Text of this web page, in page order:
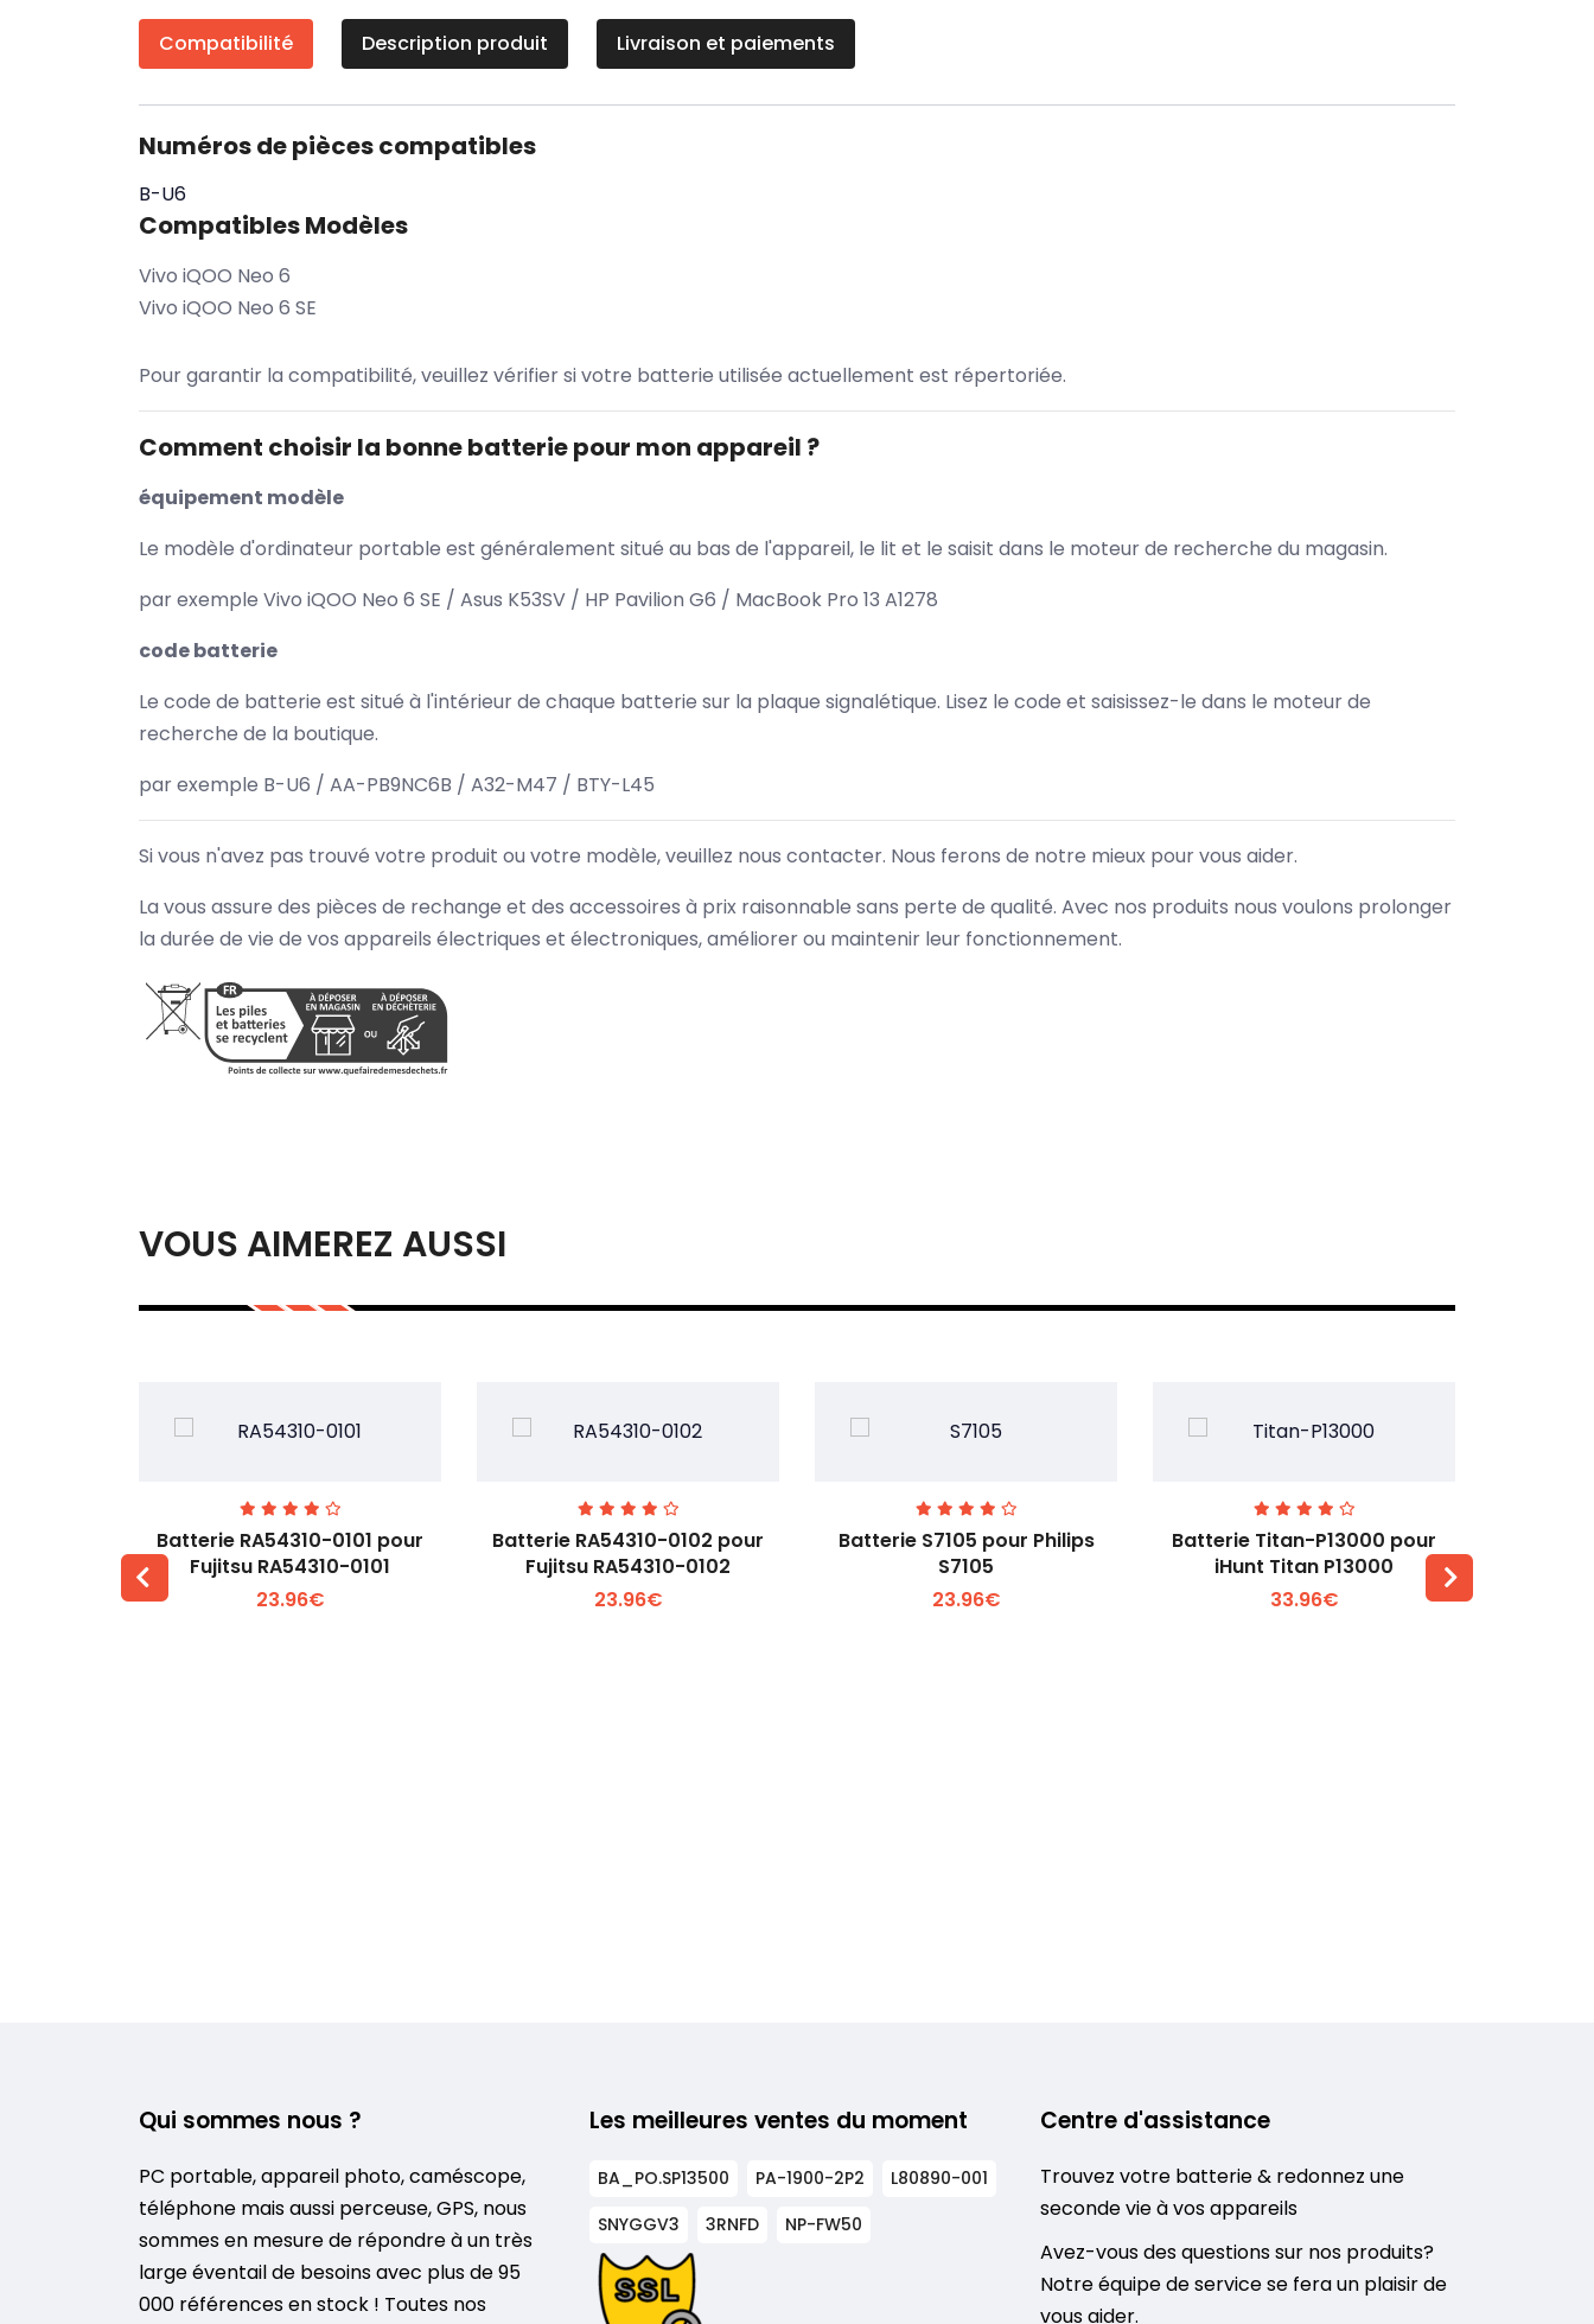
Compatibilité Description produit Livraison et paiements
Numéros de pièces compatibles
B-U6
Compatibles Modèles
Vivo iQOO Neo 6
Vivo iQOO Neo 6 SE
Pour garantir la compatibilité, veuillez vérifier si votre batterie utilisée actuellement est répertoriée.
Comment choisir la bonne batterie pour mon appareil ?
équipement modèle
Le modèle d'ordinateur portable est généralement situé au bas de l'appareil, le lit et le saisit dans le moteur de recherche du magasin.
par exemple Vivo iQOO Neo 6 SE / Asus K53SV / HP Pavilion G6 / MacBook Pro 13 A1278
code batterie
Le code de batterie est situé à l'intérieur de chaque batterie sur la plaque signalétique. Lisez le code et saisissez-le dans le moteur de
recherche de la boutique.
par exemple B-U6 / AA-PB9NC6B / A32-M47 / BTY-L45
Si vous n'avez pas trouvé votre produit ou votre modèle, veuillez nous contacter. Nous ferons de notre mieux pour vous aider.
La vous assure des pièces de rechange et des accessoires à prix raisonnable sans perte de qualité. Avec nos produits nous voulons prolonger
la durée de vie de vos appareils électriques et électroniques, améliorer ou maintenir leur fonctionnement.
VOUS AIMEREZ AUSSI
Voir plus +
Batterie RA54310-0101 pour
Fujitsu RA54310-0101
23.96€
Voir plus +
Batterie RA54310-0102 pour
Fujitsu RA54310-0102
23.96€
Voir plus +
Batterie S7105 pour Philips
S7105
23.96€
Voir plus +
Batterie Titan-P13000 pour
iHunt Titan P13000
33.96€
Qui sommes nous ?
PC portable, appareil photo, caméscope,
téléphone mais aussi perceuse, GPS, nous
sommes en mesure de répondre à un très
large éventail de besoins avec plus de 95
000 références en stock ! Toutes nos
Les meilleures ventes du moment
BA_PO.SP13500 PA-1900-2P2
L80890-001
SNYGGV3
3RNFD NP-FW50
Centre d'assistance
Trouvez votre batterie & redonnez une
seconde vie à vos appareils
Avez-vous des questions sur nos produits?
Notre équipe de service se fera un plaisir de
vous aider.